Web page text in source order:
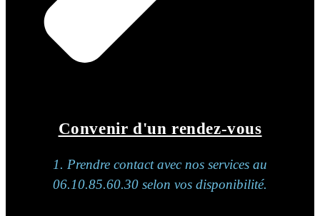
Convenir d'un rendez-vous
1. Prendre contact avec nos services au
06.10.85.60.30 selon vos disponibilité.